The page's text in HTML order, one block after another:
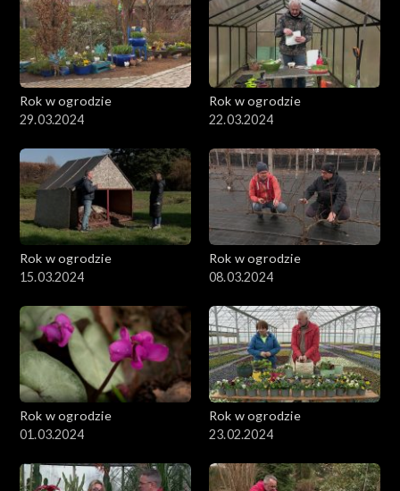
Rok w ogrodzie
29.03.2024
Rok w ogrodzie
22.03.2024
Rok w ogrodzie
15.03.2024
Rok w ogrodzie
08.03.2024
Rok w ogrodzie
01.03.2024
Rok w ogrodzie
23.02.2024